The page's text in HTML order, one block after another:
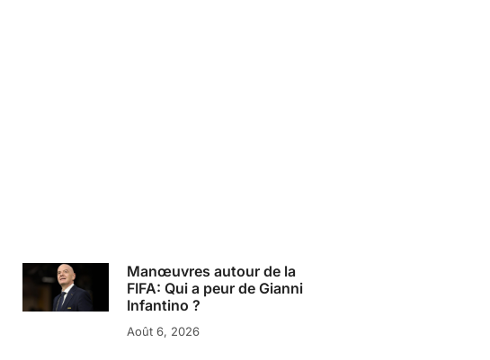
Manœuvres autour de la
FIFA: Qui a peur de Gianni
Infantino ?
Août 6, 2026